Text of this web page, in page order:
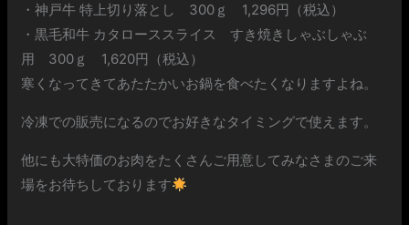
・神戸牛 特上切り落とし 300ｇ 1,296円（税込）
・黒毛和牛 カタローススライス すき焼きしゃぶしゃぶ
用 300ｇ 1,620円（税込）
寒くなってきてあたたかいお鍋を食べたくなりますよね。
冷凍での販売になるのでお好きなタイミングで使えます。
他にも大特価のお肉をたくさんご用意してみなさまのご来
場をお待ちしております